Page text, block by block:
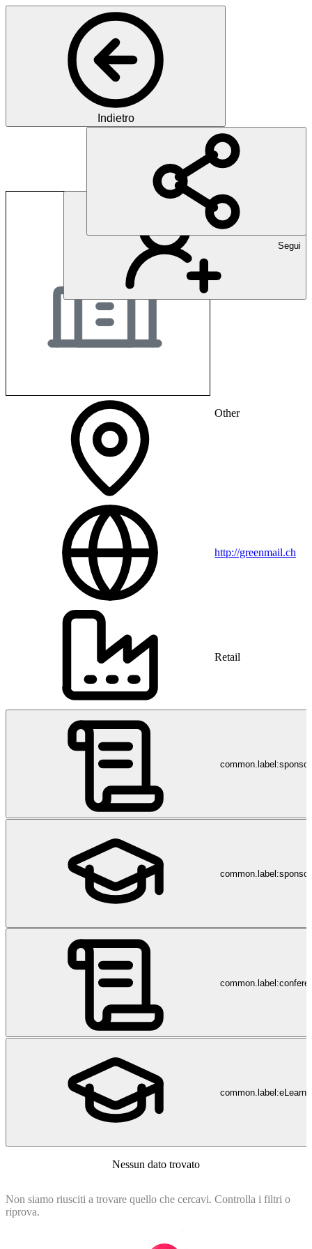
Indietro
Segui
Albert Kuster
Other
http://greenmail.ch
Retail
Nessun dato trovato
Non siamo riusciti a trovare quello che cercavi. Controlla i filtri o
riprova.